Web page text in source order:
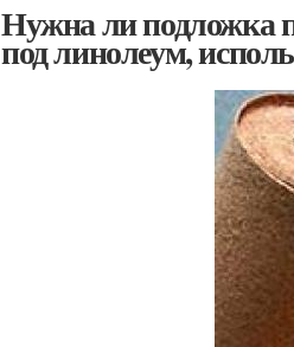
Нужна ли подложка
под линолеум,